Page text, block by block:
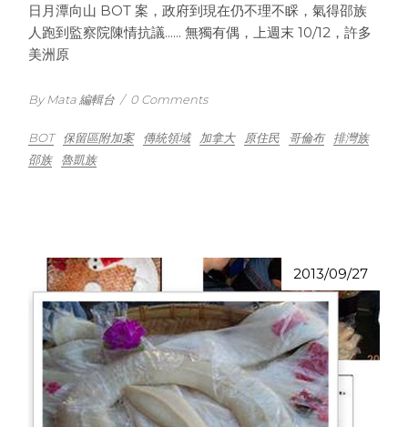
日月潭向山 BOT 案，政府到現在仍不理不睬，氣得邵族
人跑到監察院陳情抗議...... 無獨有偶，上週末 10/12，許多
美洲原
By Mata 編輯台 / 0 Comments
BOT 保留區附加案 傳統領域 加拿大 原住民 哥倫布
排灣族
邵族
魯凱族
2013/09/27